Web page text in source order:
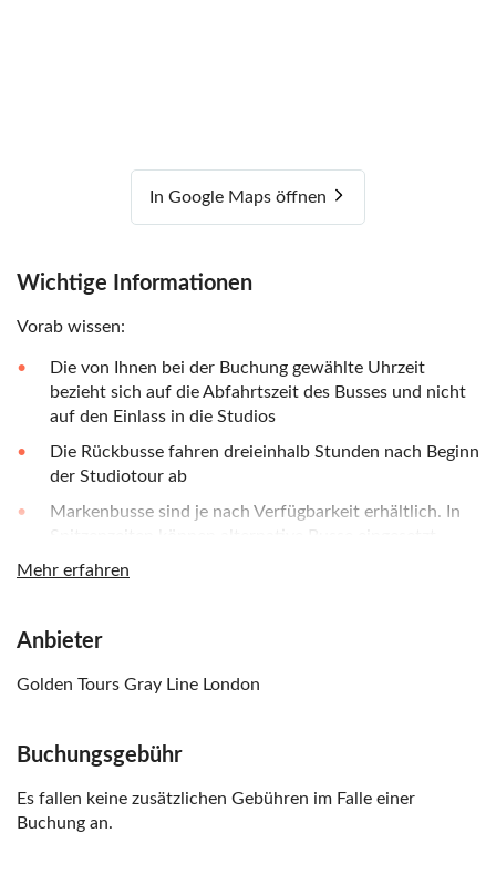
In Google Maps öffnen
Wichtige Informationen
Vorab wissen:
Die von Ihnen bei der Buchung gewählte Uhrzeit
bezieht sich auf die Abfahrtszeit des Busses und nicht
auf den Einlass in die Studios
Die Rückbusse fahren dreieinhalb Stunden nach Beginn
der Studiotour ab
Markenbusse sind je nach Verfügbarkeit erhältlich. In
werden
Gebühr für die Beförderung erhoben, da sie einen
Kleinkinder bis 2 Jahre benötigen ein Ticket, können
aber kostenlos mitfahren
Mehr erfahren
Anbieter
Golden Tours Gray Line London
Buchungsgebühr
Es fallen keine zusätzlichen Gebühren im Falle einer
Buchung an.